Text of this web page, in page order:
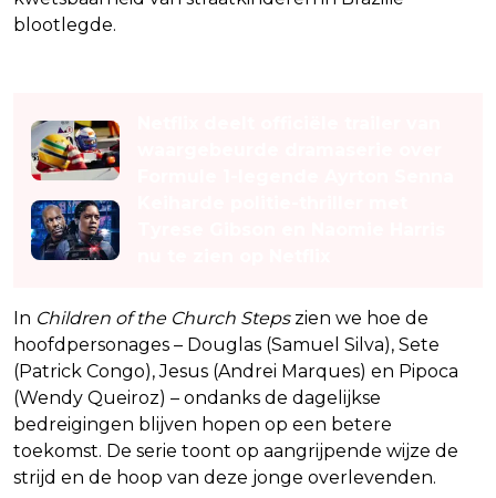
blootlegde.
In Children of the Church Stepszien we hoe de
hoofdpersonages – Douglas (Samuel Silva), Sete
(Patrick Congo), Jesus (Andrei Marques) en Pipoca
(Wendy Queiroz) – ondanks de dagelijkse
bedreigingen blijven hopen op een betere
toekomst. De serie toont op aangrijpende wijze de
strijd en de hoop van deze jonge overlevenden.